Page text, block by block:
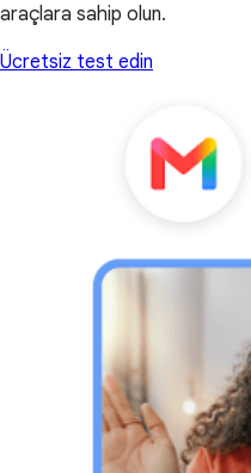
araçlara sahip olun.
Ücretsiz test edin